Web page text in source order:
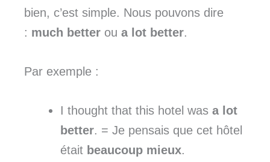
bien, c’est simple. Nous pouvons dire
: much better ou a lot better.
Par exemple :
I thought that this hotel was a lot
better. = Je pensais que cet hôtel
était beaucoup mieux.